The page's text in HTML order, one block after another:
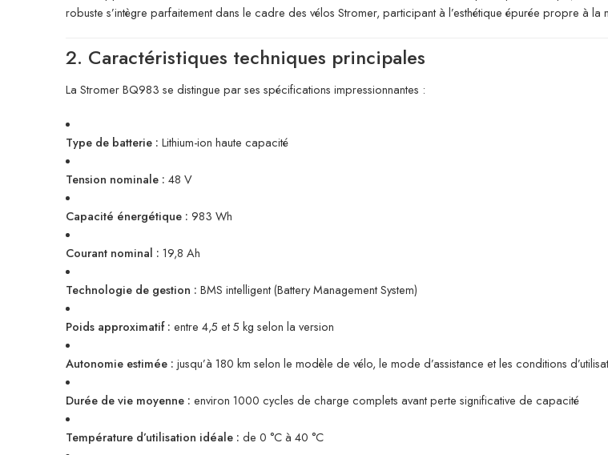
robuste s’intègre parfaitement dans le cadre des vélos Stromer, participant à l’esthétique épurée propre à la
2. Caractéristiques techniques principales
La Stromer BQ983 se distingue par ses spécifications impressionnantes :
Type de batterie : Lithium-ion haute capacité
Tension nominale : 48 V
Capacité énergétique : 983 Wh
Courant nominal : 19,8 Ah
Technologie de gestion : BMS intelligent (Battery Management System)
Poids approximatif : entre 4,5 et 5 kg selon la version
Autonomie estimée : jusqu’à 180 km selon le modèle de vélo, le mode d’assistance et les conditions
Durée de vie moyenne : environ 1000 cycles de charge complets avant perte significative de capacité
Température d’utilisation idéale : de 0 °C à 40 °C